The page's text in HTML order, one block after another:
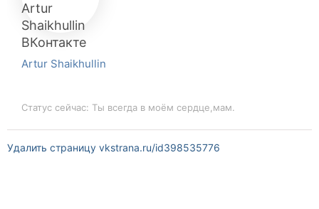
Artur Shaikhullin
Статус сейчас: Ты всегда в моём сердце,мам.
Удалить страницу vkstrana.ru/id398535776